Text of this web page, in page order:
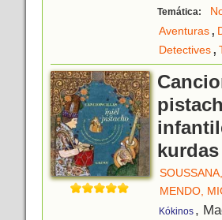
Temática:
Aventuras,
Detectives,
MENDO,
Kókinos ,